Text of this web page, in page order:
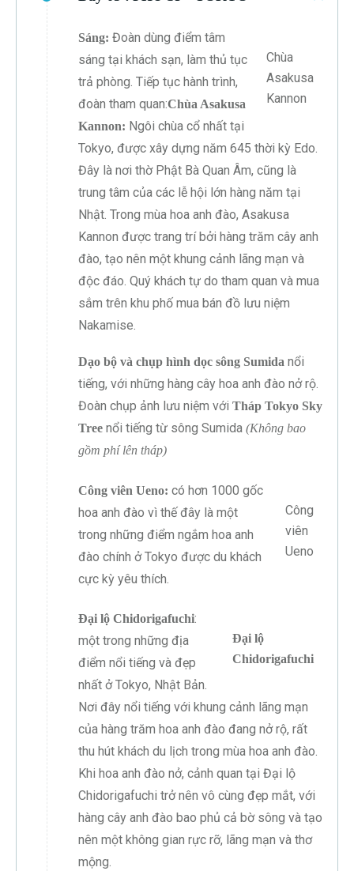
Chùa
Asakusa
Kannon
Sáng: Đoàn dùng điểm tâm
sáng tại khách sạn, làm thủ tục
trả phòng. Tiếp tục hành trình,
đoàn tham quan:Chùa Asakusa
Kannon: Ngôi chùa cổ nhất tại
Tokyo, được xây dựng năm 645 thời kỳ Edo.
Đây là nơi thờ Phật Bà Quan Âm, cũng là
trung tâm của các lễ hội lớn hàng năm tại
Nhật. Trong mùa hoa anh đào, Asakusa
Kannon được trang trí bởi hàng trăm cây anh
đào, tạo nên một khung cảnh lãng mạn và
độc đáo. Quý khách tự do tham quan và mua
sắm trên khu phố mua bán đồ lưu niệm
Nakamise.
Dạo bộ và chụp hình dọc sông Sumida nổi
tiếng, với những hàng cây hoa anh đào nở rộ.
Đoàn chụp ảnh lưu niệm với Tháp Tokyo Sky
Tree nổi tiếng từ sông Sumida (Không bao
gồm phí lên tháp)
Công
viên
Ueno
Công viên Ueno: có hơn 1000 gốc
hoa anh đào vì thế đây là một
trong những điểm ngắm hoa anh
đào chính ở Tokyo được du khách
cực kỳ yêu thích.
Đại lộ
Chidorigafuchi
Đại lộ Chidorigafuchi:
một trong những địa
điểm nổi tiếng và đẹp
nhất ở Tokyo, Nhật Bản.
Nơi đây nổi tiếng với khung cảnh lãng mạn
của hàng trăm hoa anh đào đang nở rộ, rất
thu hút khách du lịch trong mùa hoa anh đào.
Khi hoa anh đào nở, cảnh quan tại Đại lộ
Chidorigafuchi trở nên vô cùng đẹp mắt, với
hàng cây anh đào bao phủ cả bờ sông và tạo
nên một không gian rực rỡ, lãng mạn và thơ
mộng.